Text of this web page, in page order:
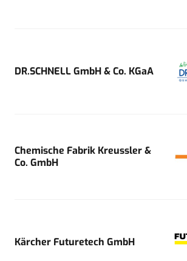
DR.SCHNELL GmbH & Co. KGaA
Chemische Fabrik Kreussler &
Co. GmbH
Kärcher Futuretech GmbH